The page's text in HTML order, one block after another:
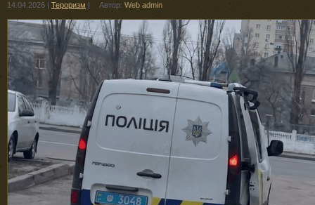
14.04.2026 |Тероризм | Автор: Web admin